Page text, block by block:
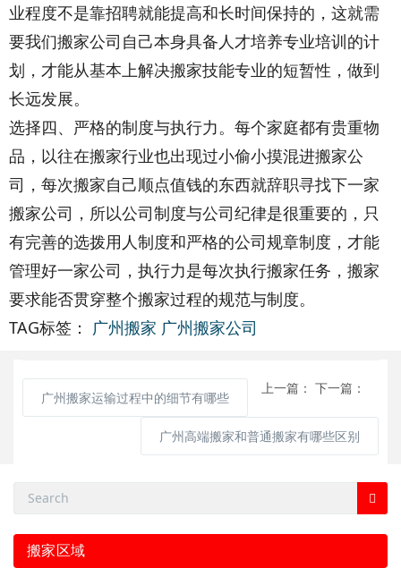
业程度不是靠招聘就能提高和长时间保持的，这就需
要我们搬家公司自己本身具备人才培养专业培训的计
划，才能从基本上解决搬家技能专业的短暂性，做到
长远发展。
选择四、严格的制度与执行力。每个家庭都有贵重物
品，以往在搬家行业也出现过小偷小摸混进搬家公
司，每次搬家自己顺点值钱的东西就辞职寻找下一家
搬家公司，所以公司制度与公司纪律是很重要的，只
有完善的选拨用人制度和严格的公司规章制度，才能
管理好一家公司，执行力是每次执行搬家任务，搬家
要求能否贯穿整个搬家过程的规范与制度。
TAG标签： 广州搬家 广州搬家公司
上一篇：
广州搬家运输过程中的细节有哪些
下一篇：
广州高端搬家和普通搬家有哪些区别
搬家区域